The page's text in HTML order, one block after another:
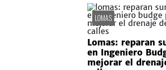
LOMAS
Lomas: reparan
en Ingeniero
mejorar el